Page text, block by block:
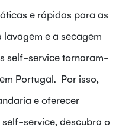
e rápidas para as
e a secagem
self-service tornaram-
Portugal. Por isso,
e oferecer
service, descubra o